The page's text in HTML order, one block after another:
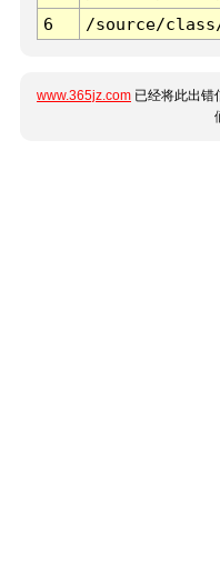
6
/source/
www.365jz.com 已经将此出错